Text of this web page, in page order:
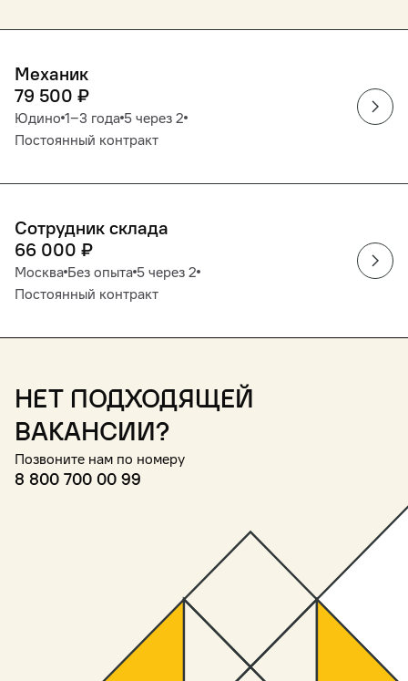
Механик
79 500 ₽
Юдино 1‒3 года 5 через 2
Постоянный контракт
Сотрудник склада
66 000 ₽
Москва Без опыта 5 через 2
Постоянный контракт
Нет подходящей
вакансии?
Позвоните нам по номеру
8 800 700 00 99